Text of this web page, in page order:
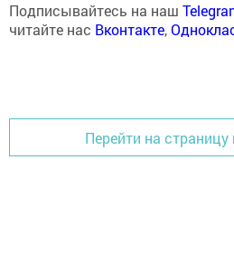
Подписывайтесь на наш
читайте нас Вконтакте,
Перейти на страницу